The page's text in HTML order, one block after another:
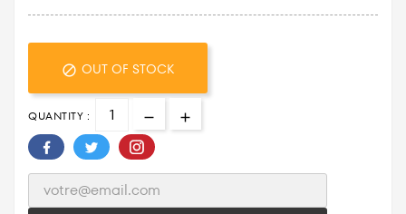
 OUT OF STOCK
QUANTITY :